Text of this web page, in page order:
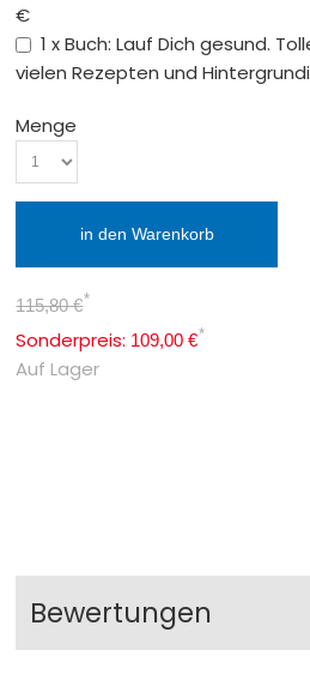
€
1 x Buch: Lauf Dich gesund.
vielen Rezepten und
Menge
in den Warenkorb
115,80 €*
Sonderpreis: 109,00 €*
Auf Lager
Bewertungen